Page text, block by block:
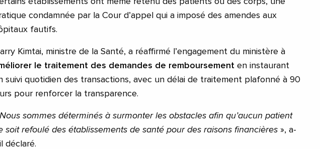
condamnée par la Cour d’appel qui a imposé des amendes aux
fautifs.
Kimtai, ministre de la Santé, a réaffirmé l’engagement du ministère à
le traitement des demandes de remboursement en instaurant
suivi quotidien des transactions, avec un délai de traitement plafonné à 90
pour renforcer la transparence.
Nous sommes déterminés à surmonter les obstacles afin qu’aucun patient
soit refoulé des établissements de santé pour des raisons financières », a-
déclaré.